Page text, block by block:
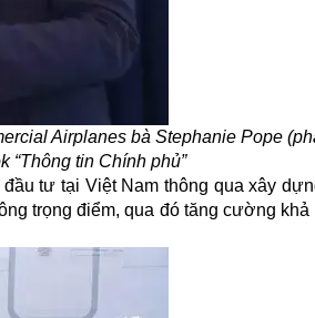
Airplanes bà Stephanie Pope
“Thông tin Chính phủ”
tư tại Việt Nam thông qua xây
trọng điểm, qua đó tăng cường khả